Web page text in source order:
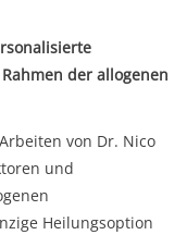
der allogenen
von Dr. Nico
und
Heilungsoption